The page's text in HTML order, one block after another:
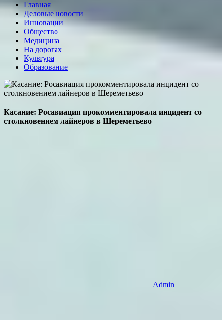
Главная
Деловые новости
Инновации
Общество
Медицина
На дорогах
Культура
Образование
Касание: Росавиация прокомментировала инцидент со
столкновением лайнеров в Шереметьево
Admin